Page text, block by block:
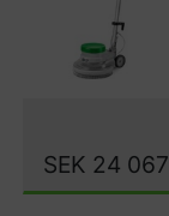
SEK 24 067